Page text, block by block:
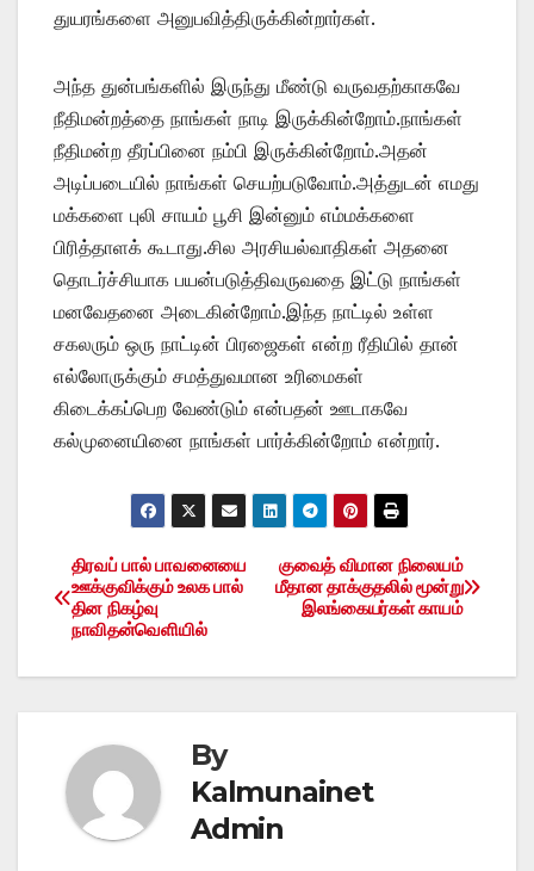
துயரங்களை அனுபவித்திருக்கின்றார்கள்.
அந்த துன்பங்களில் இருந்து மீண்டு வருவதற்காகவே
நீதிமன்றத்தை நாங்கள் நாடி இருக்கின்றோம்.நாங்கள்
நீதிமன்ற தீரப்பினை நம்பி இருக்கின்றோம்.அதன்
அடிப்படையில் நாங்கள் செயற்படுவோம்.அத்துடன் எமது
மக்களை புலி சாயம் பூசி இன்னும் எம்மக்களை
பிரித்தாளக் கூடாது.சில அரசியல்வாதிகள் அதனை
தொடர்ச்சியாக பயன்படுத்திவருவதை இட்டு நாங்கள்
மனவேதனை அடைகின்றோம்.இந்த நாட்டில் உள்ள
சகலரும் ஒரு நாட்டின் பிரஜைகள் என்ற ரீதியில் தான்
எல்லோருக்கும் சமத்துவமான உரிமைகள்
கிடைக்கப்பெற வேண்டும் என்பதன் ஊடாகவே
கல்முனையினை நாங்கள் பார்க்கின்றோம் என்றார்.
Post
navigation
குவைத் விமான நிலையம்
மீதான தாக்குதலில் மூன்று
இலங்கையர்கள் காயம்
திரவப் பால் பாவனையை
ஊக்குவிக்கும் உலக பால்
தின நிகழ்வு
நாவிதன்வெளியில்
By
Kalmunainet
Admin